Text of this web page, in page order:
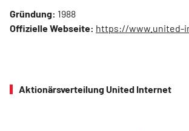
Gründung: 1988
Offizielle Webseite: https://www.united-
Aktionärsverteilung United Internet